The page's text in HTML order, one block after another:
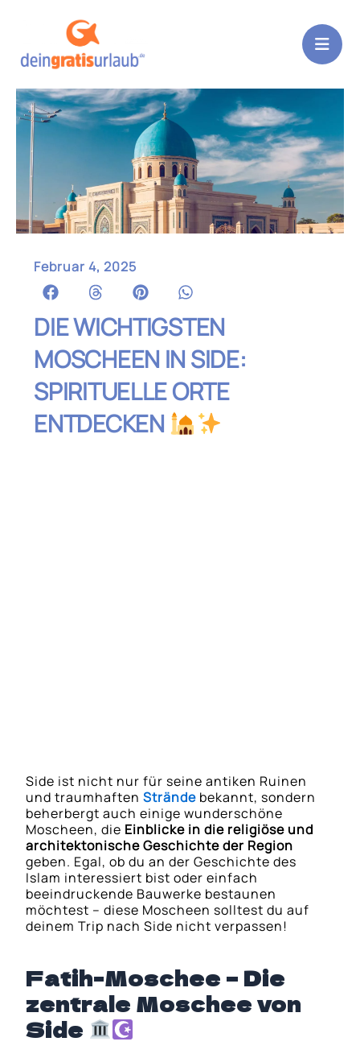
Februar 4, 2025
DIE WICHTIGSTEN
MOSCHEEN IN SIDE:
SPIRITUELLE ORTE
ENTDECKEN
Side ist nicht nur für seine antiken Ruinen
und traumhaftenStrände bekannt, sondern
beherbergt auch einige wunderschöne
Moscheen, die Einblicke in die religiöse und
architektonische Geschichte der Region
geben. Egal, ob du an der Geschichte des
Islam interessiert bist oder einfach
beeindruckende Bauwerke bestaunen
möchtest – diese Moscheen solltest du auf
deinem Trip nach Side nicht verpassen!
Fatih-Moschee – Die
zentrale Moschee von
Side